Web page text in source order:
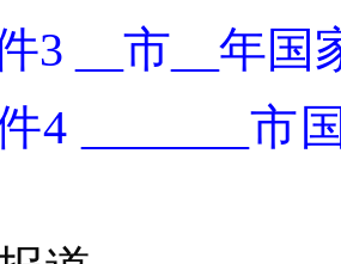
3 __市__年
4 _______